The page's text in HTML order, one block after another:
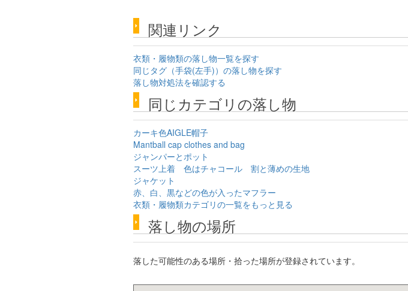
関連リンク
衣類・履物類の落し物一覧を探す
同じタグ（手袋(左手)）の落し物を探す
落し物対処法を確認する
同じカテゴリの落し物
カーキ色AIGLE帽子
Mantball cap clothes and bag
ジャンパーとポット
スーツ上着 色はチャコール 割と薄めの生地
ジャケット
赤、白、黒などの色が入ったマフラー
衣類・履物類カテゴリの一覧をもっと見る
落し物の場所
落した可能性のある場所・拾った場所が登録されています。